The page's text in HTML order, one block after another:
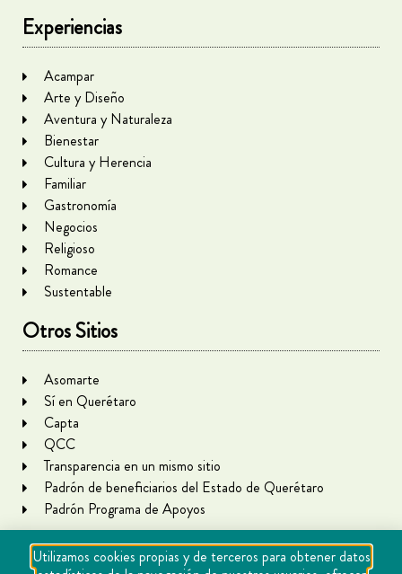
Experiencias
Acampar
Arte y Diseño
Aventura y Naturaleza
Bienestar
Cultura y Herencia
Familiar
Gastronomía
Negocios
Religioso
Romance
Sustentable
Otros Sitios
Asomarte
Sí en Querétaro
Capta
QCC
Transparencia en un mismo sitio
Padrón de beneficiarios del Estado de Querétaro
Padrón Programa de Apoyos
Utilizamos cookies propias y de terceros para obtener datos